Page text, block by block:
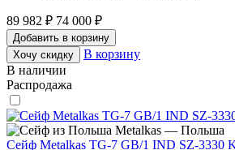
89 982 ₽ 74 000 ₽
Добавить в корзину
Хочу скидку
В корзину
В наличии
Распродажа
Metalkas — Польша
Сейф Metalkas TG-7 GB/1 IND SZ-3330